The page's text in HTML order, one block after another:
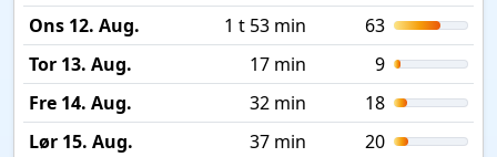
Ons 12. Aug.
1 t 53 min
63
Tor 13. Aug.
17 min
9
Fre 14. Aug.
32 min
18
Lør 15. Aug.
37 min 20